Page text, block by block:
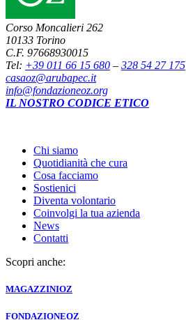
Corso Moncalieri 262
10133 Torino
C.F. 97668930015
Tel: +39 011 66 15 680 – 328 54 27 175
casaoz@arubapec.it
info@fondazioneoz.org
IL NOSTRO CODICE ETICO
Chi siamo
Quotidianità che cura
Cosa facciamo
Sostienici
Diventa volontario
Coinvolgi la tua azienda
News
Contatti
Scopri anche:
MAGAZZINIOZ
FONDAZIONEOZ